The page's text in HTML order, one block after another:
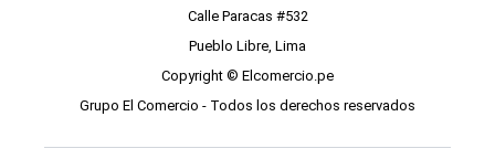
Calle Paracas #532
Pueblo Libre, Lima
Copyright © Elcomercio.pe
Grupo El Comercio - Todos los derechos reservados